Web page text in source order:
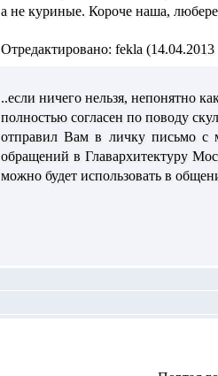
а не куриные. Короче наша,
Отредактировано: fekla (14.04.2013
..если ничего нельзя, непонятно
полностью согласен по поводу
отправил Вам в личку письмо с
обращений в Главархитектуру
можно будет использовать в